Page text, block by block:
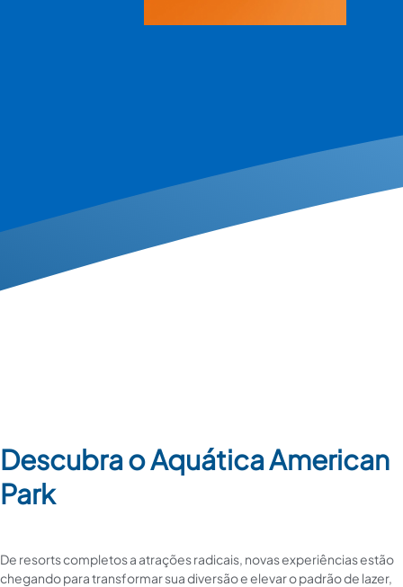
Descubra o Aquática American
Park
De resorts completos a atrações radicais, novas experiências estão
chegando para transformar sua diversão e elevar o padrão de lazer,